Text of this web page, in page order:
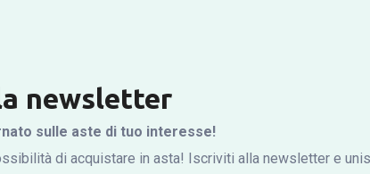
newsletter
sulle aste di tuo interesse!
di acquistare in asta! Iscriviti alla newsletter e